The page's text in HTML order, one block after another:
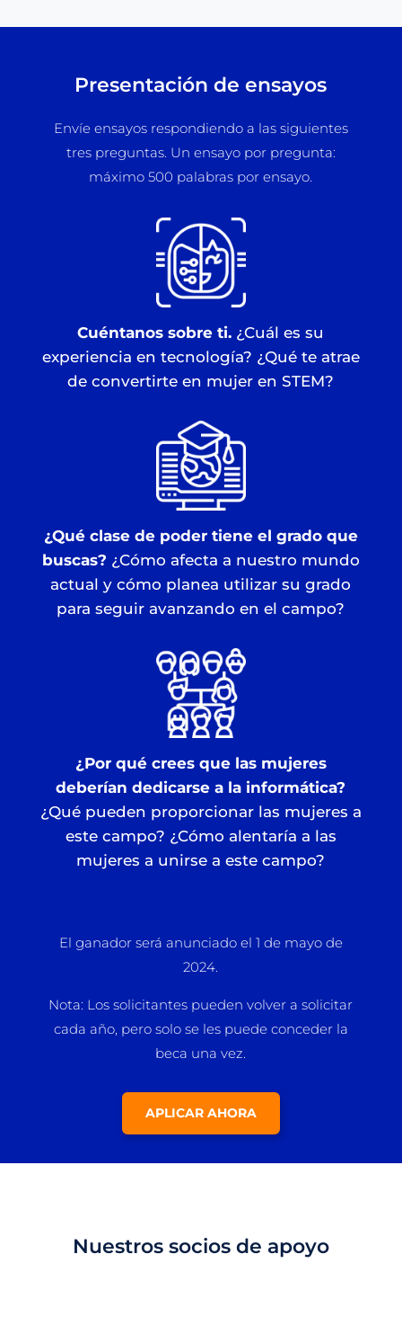
Presentación de ensayos
Envíe ensayos respondiendo a las siguientes
tres preguntas. Un ensayo por pregunta:
máximo 500 palabras por ensayo.
Cuéntanos sobre ti. ¿Cuál es su
experiencia en tecnología? ¿Qué te atrae
de convertirte en mujer en STEM?
¿Qué clase de poder tiene el grado que
buscas? ¿Cómo afecta a nuestro mundo
actual y cómo planea utilizar su grado
para seguir avanzando en el campo?
¿Por qué crees que las mujeres
deberían dedicarse a la informática?
¿Qué pueden proporcionar las mujeres a
este campo? ¿Cómo alentaría a las
mujeres a unirse a este campo?
El ganador será anunciado el 1 de mayo de
2024.
Nota: Los solicitantes pueden volver a solicitar
cada año, pero solo se les puede conceder la
beca una vez.
APLICAR AHORA
Nuestros socios de apoyo